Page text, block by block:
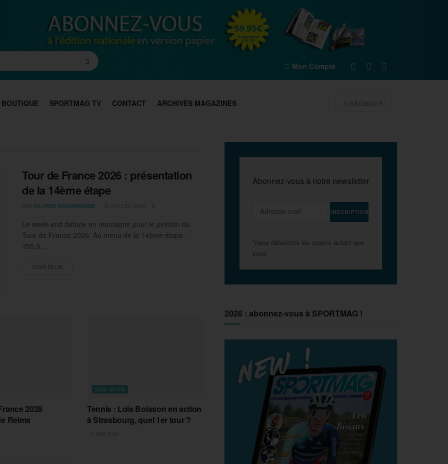
Mon Compte
BOUTIQUE SPORTMAG TV CONTACT ARCHIVES MAGAZINES S'ABONNER
Tour de France 2026 : présentation
de la 14ème étape
OLIVIER NAVARRANNE
Le week-end débute en montagne pour le peloton du
Tour de France 2026. Au menu de la 14ème étape :
155,3...
VOIR PLUS
2028
Reims
BAS-RHIN
Tennis : Loïs Boisson en action
à Strasbourg, quel 1er tour ?
Abonnez-vous à notre newsletter
*nous détestons les spams autant que
vous
2026 : abonnez-vous à SPORTMAG !